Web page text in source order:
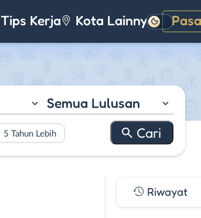
Tips Kerja Kota LainnyaGelap
Semua Lulusan
5 Tahun Lebih
Riwayat